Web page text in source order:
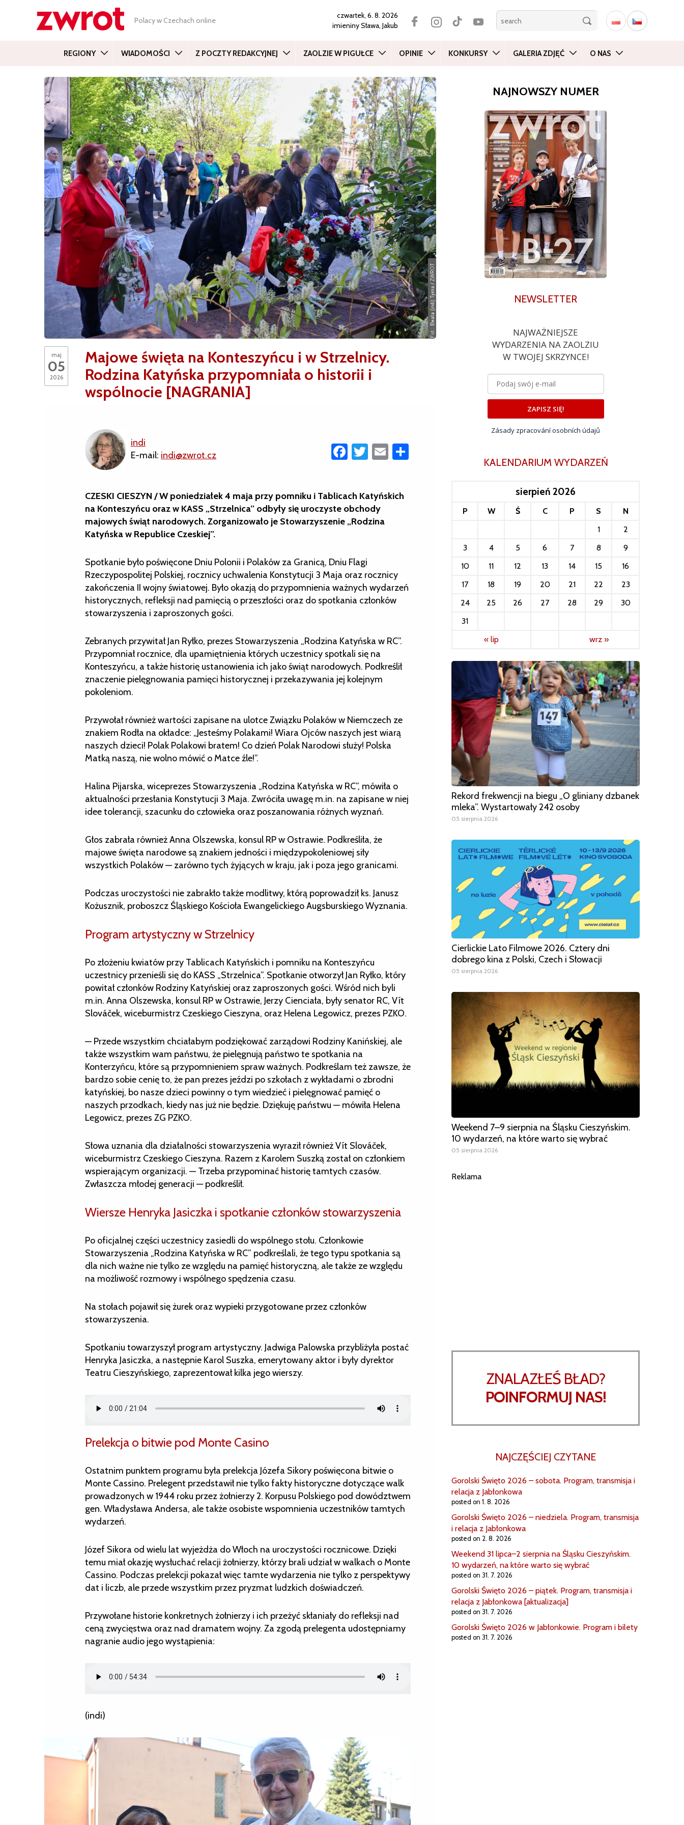
Polacy w Czechach online
czwartek, 6. 8. 2026
imieninySława, Jakub
REGIONY WIADOMOŚCI Z POCZTY REDAKCYJNEJ ZAOLZIE W PIGUŁCE OPINIE KONKURSY GALERIA ZDJĘĆ O NAS
maj
05
2026
Majowe święta na Konteszyńcu i w Strzelnicy.
Rodzina Katyńska przypomniała o historii i
wspólnocie [NAGRANIA]
indi
E-mail: indi@zwrot.cz Facebook
Twitter
Email
CZESKI CIESZYN / W poniedziałek 4 maja przy pomniku i Tablicach Katyńskich
na Konteszyńcu oraz w KASS „Strzelnica” odbyły się uroczyste obchody
majowych świąt narodowych. Zorganizowało je Stowarzyszenie „Rodzina
Katyńska w Republice Czeskiej”.
Spotkanie było poświęcone Dniu Polonii i Polaków za Granicą, Dniu Flagi
Rzeczypospolitej Polskiej, rocznicy uchwalenia Konstytucji 3 Maja oraz rocznicy
zakończenia II wojny światowej. Było okazją do przypomnienia ważnych wydarzeń
historycznych, refleksji nad pamięcią o przeszłości oraz do spotkania członków
stowarzyszenia i zaproszonych gości.
Zebranych przywitał Jan Ryłko, prezes Stowarzyszenia „Rodzina Katyńska w RC”.
Przypomniał rocznice, dla upamiętnienia których uczestnicy spotkali się na
Konteszyńcu, a także historię ustanowienia ich jako świąt narodowych. Podkreślił
znaczenie pielęgnowania pamięci historycznej i przekazywania jej kolejnym
pokoleniom.
Przywołał również wartości zapisane na ulotce Związku Polaków w Niemczech ze
znakiem Rodła na okładce: „Jesteśmy Polakami! Wiara Ojców naszych jest wiarą
naszych dzieci! Polak Polakowi bratem! Co dzień Polak Narodowi służy! Polska
Matką naszą, nie wolno mówić o Matce źle!”.
Halina Pijarska, wiceprezes Stowarzyszenia „Rodzina Katyńska w RC”, mówiła o
aktualności przesłania Konstytucji 3 Maja. Zwróciła uwagę m.in. na zapisane w niej
idee tolerancji, szacunku do człowieka oraz poszanowania różnych wyznań.
Głos zabrała również Anna Olszewska, konsul RP w Ostrawie. Podkreśliła, że
majowe święta narodowe są znakiem jedności i międzypokoleniowej siły
wszystkich Polaków — zarówno tych żyjących w kraju, jak i poza jego granicami.
Podczas uroczystości nie zabrakło także modlitwy, którą poprowadził ks. Janusz
Kożusznik, proboszcz Śląskiego Kościoła Ewangelickiego Augsburskiego Wyznania.
Program artystyczny w Strzelnicy
Po złożeniu kwiatów przy Tablicach Katyńskich i pomniku na Konteszyńcu
uczestnicy przenieśli się do KASS „Strzelnica”. Spotkanie otworzył Jan Ryłko, który
powitał członków Rodziny Katyńskiej oraz zaproszonych gości. Wśród nich byli
m.in. Anna Olszewska, konsul RP w Ostrawie, Jerzy Cienciała, były senator RC, Vít
Slováček, wiceburmistrz Czeskiego Cieszyna, oraz Helena Legowicz, prezes PZKO.
— Przede wszystkim chciałabym podziękować zarządowi Rodziny Kanińskiej, ale
także wszystkim wam państwu, że pielęgnują państwo te spotkania na
Konterzyńcu, które są przypomnieniem spraw ważnych. Podkreślam też zawsze, że
bardzo sobie cenię to, że pan prezes jeździ po szkołach z wykładami o zbrodni
katyńskiej, bo nasze dzieci powinny o tym wiedzieć i pielęgnować pamięć o
naszych przodkach, kiedy nas już nie będzie. Dziękuję państwu — mówiła Helena
Legowicz, prezes ZG PZKO.
Słowa uznania dla działalności stowarzyszenia wyraził również Vít Slováček,
wiceburmistrz Czeskiego Cieszyna. Razem z Karolem Suszką został on członkiem
wspierającym organizacji. — Trzeba przypominać historię tamtych czasów.
Zwłaszcza młodej generacji — podkreślił.
Wiersze Henryka Jasiczka i spotkanie członków stowarzyszenia
Po oficjalnej części uczestnicy zasiedli do wspólnego stołu. Członkowie
Stowarzyszenia „Rodzina Katyńska w RC” podkreślali, że tego typu spotkania są
dla nich ważne nie tylko ze względu na pamięć historyczną, ale także ze względu
na możliwość rozmowy i wspólnego spędzenia czasu.
Na stołach pojawił się żurek oraz wypieki przygotowane przez członków
stowarzyszenia.
Spotkaniu towarzyszył program artystyczny. Jadwiga Palowska przybliżyła postać
Henryka Jasiczka, a następnie Karol Suszka, emerytowany aktor i były dyrektor
Teatru Cieszyńskiego, zaprezentował kilka jego wierszy.
Prelekcja o bitwie pod Monte Casino
Ostatnim punktem programu była prelekcja Józefa Sikory poświęcona bitwie o
Monte Cassino. Prelegent przedstawił nie tylko fakty historyczne dotyczące walk
prowadzonych w 1944 roku przez żołnierzy 2. Korpusu Polskiego pod dowództwem
gen. Władysława Andersa, ale także osobiste wspomnienia uczestników tamtych
wydarzeń.
Józef Sikora od wielu lat wyjeżdża do Włoch na uroczystości rocznicowe. Dzięki
temu miał okazję wysłuchać relacji żołnierzy, którzy brali udział w walkach o Monte
Cassino. Podczas prelekcji pokazał więc tamte wydarzenia nie tylko z perspektywy
dat i liczb, ale przede wszystkim przez pryzmat ludzkich doświadczeń.
Przywołane historie konkretnych żołnierzy i ich przeżyć skłaniały do refleksji nad
ceną zwycięstwa oraz nad dramatem wojny. Za zgodą prelegenta udostępniamy
nagranie audio jego wystąpienia:
(indi)
NAJNOWSZY NUMER
NEWSLETTER
NAJWAŻNIEJSZE
WYDARZENIA NA ZAOLZIU
W TWOJEJ SKRZYNCE!
ZAPISZ SIĘ!
Zásady zpracování osobních údajů
KALENDARIUM WYDARZEŃ
sierpień 2026
P W Ś C P S
N
1
2
3
4 5 6 7 8
9
10
11 12 13 14 15
16
17
18 19 20 21 22
23
24
25 26 27 28 29
30
31
« lip
wrz »
Rekord frekwencji na biegu „O gliniany dzbanek
mleka”. Wystartowały 242 osoby
05 sierpnia 2026
Cierlickie Lato Filmowe 2026. Cztery dni
dobrego kina z Polski, Czech i Słowacji
05 sierpnia 2026
Weekend 7–9 sierpnia na Śląsku Cieszyńskim.
10 wydarzeń, na które warto się wybrać
05 sierpnia 2026
Reklama
ZNALAZŁEŚ BŁAD?
POINFORMUJ NAS!
NAJCZĘŚCIEJ CZYTANE
Gorolski Święto 2026 – sobota. Program, transmisja i
relacja z Jabłonkowa
posted on 1. 8. 2026
Gorolski Święto 2026 – niedziela. Program, transmisja
i relacja z Jabłonkowa
posted on 2. 8. 2026
Weekend 31 lipca–2 sierpnia na Śląsku Cieszyńskim.
10 wydarzeń, na które warto się wybrać
posted on 31. 7. 2026
Gorolski Święto 2026 – piątek. Program, transmisja i
relacja z Jabłonkowa [aktualizacja]
posted on 31. 7. 2026
Gorolski Święto 2026 w Jabłonkowie. Program i bilety
posted on 31. 7. 2026